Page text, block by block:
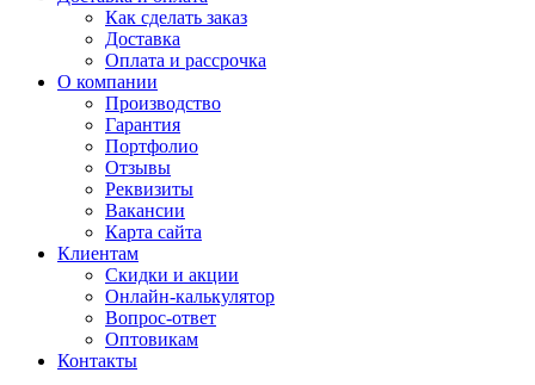
Как сделать заказ
Доставка
Оплата и рассрочка
О компании
Производство
Гарантия
Портфолио
Отзывы
Реквизиты
Вакансии
Карта сайта
Клиентам
Скидки и акции
Онлайн-калькулятор
Вопрос-ответ
Оптовикам
Контакты